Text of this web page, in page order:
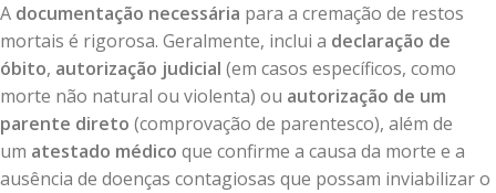
A documentação necessária para a cremação de restos
mortais é rigorosa. Geralmente, inclui a declaração de
óbito, autorização judicial (em casos específicos, como
morte não natural ou violenta) ou autorização de um
parente direto (comprovação de parentesco), além de
um atestado médico que confirme a causa da morte e a
ausência de doenças contagiosas que possam inviabilizar o